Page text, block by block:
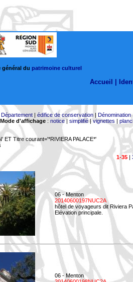
général du patrimoine culturel
Accueil |
Département| édifice de conservation| Dénomination
Mode d'affichage: notice| simplifié|vignettes |
ET Titre courant='*RIVIERA PALACE*'
1-35|
06 - Menton
20140600197NUC2A
hôtel de voyageurs dit Riviera
Elévation principale.
06 - Menton